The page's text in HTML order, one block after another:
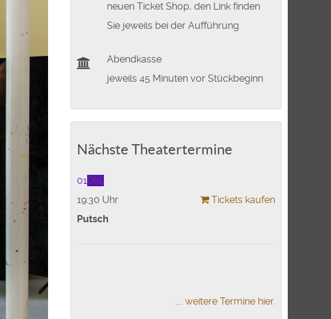
neuen Ticket Shop, den Link finden
Sie jeweils bei der Aufführung
Abendkasse
jeweils 45 Minuten vor Stückbeginn
Nächste Theatertermine
01Okt.
19:30 Uhr
Tickets kaufen
Putsch
.... weitere Termine hier.